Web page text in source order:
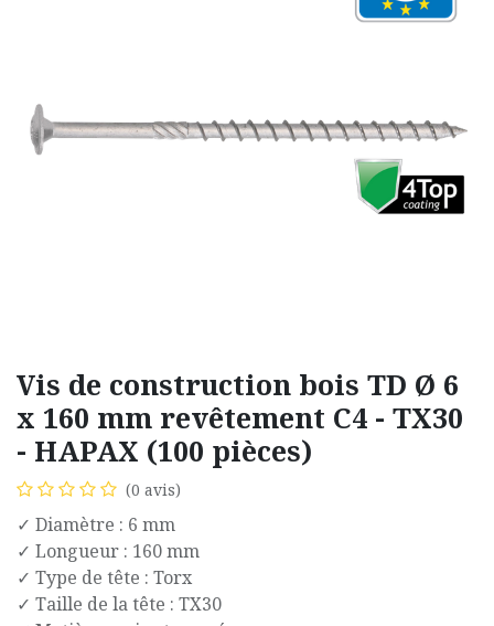
Vis de construction bois TD Ø 6
x 160 mm revêtement C4 - TX30
- HAPAX (100 pièces)
(0 avis)
✓ Diamètre : 6 mm
✓ Longueur : 160 mm
✓ Type de tête : Torx
✓ Taille de la tête : TX30